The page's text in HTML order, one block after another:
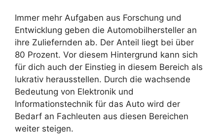
Immer mehr Aufgaben aus Forschung und
Entwicklung geben die Automobilhersteller an
ihre Zuliefernden ab. Der Anteil liegt bei über
80 Prozent. Vor diesem Hintergrund kann sich
für dich auch der Einstieg in diesem Bereich als
lukrativ herausstellen. Durch die wachsende
Bedeutung von Elektronik und
Informationstechnik für das Auto wird der
Bedarf an Fachleuten aus diesen Bereichen
weiter steigen.